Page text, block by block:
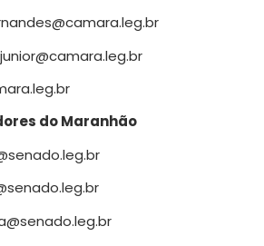
do Maranhão